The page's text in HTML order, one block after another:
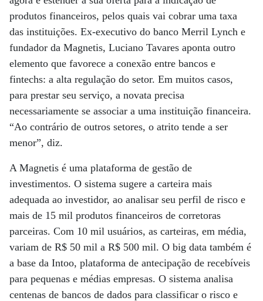
produtos financeiros, pelos quais vai cobrar uma taxa
das instituições. Ex-executivo do banco Merril Lynch e
fundador da Magnetis, Luciano Tavares aponta outro
elemento que favorece a conexão entre bancos e
fintechs: a alta regulação do setor. Em muitos casos,
para prestar seu serviço, a novata precisa
necessariamente se associar a uma instituição financeira.
“Ao contrário de outros setores, o atrito tende a ser
menor”, diz.
A Magnetis é uma plataforma de gestão de
investimentos. O sistema sugere a carteira mais
adequada ao investidor, ao analisar seu perfil de risco e
mais de 15 mil produtos financeiros de corretoras
parceiras. Com 10 mil usuários, as carteiras, em média,
variam de R$ 50 mil a R$ 500 mil. O big data também é
a base da Intoo, plataforma de antecipação de recebíveis
para pequenas e médias empresas. O sistema analisa
centenas de bancos de dados para classificar o risco e